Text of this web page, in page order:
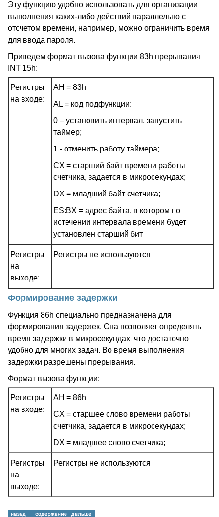
Эту функцию удобно использовать для организации
выполнения каких-либо действий параллельно с
отсчетом времени, например, можно ограничить время
для ввода пароля.
Приведем формат вызова функции 83h прерывания
INT 15h:
Регистры
на входе:
AH = 83h
AL = код подфункции:
0 – установить интервал, запустить
таймер;
1 - отменить работу таймера;
CX = старший байт времени работы
счетчика, задается в микросекундах;
DX = младший байт счетчика;
ES:BX = адрес байта, в котором по
истечении интервала времени будет
установлен старший бит
Регистры
на
выходе:
Регистры не используются
Формирование задержки
Функция 86h специально предназначена для
формирования задержек. Она позволяет определять
время задержки в микросекундах, что достаточно
удобно для многих задач. Во время выполнения
задержки разрешены прерывания.
Формат вызова функции:
Регистры
на входе:
AH = 86h
CX = старшее слово времени работы
счетчика, задается в микросекундах;
DX = младшее слово счетчика;
Регистры
на
выходе:
Регистры не используются